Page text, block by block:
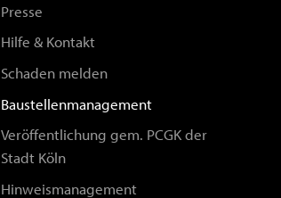
Presse
Hilfe & Kontakt
Schaden melden
Baustellenmanagement
Veröffentlichung gem. PCGK der
Stadt Köln
Hinweismanagement